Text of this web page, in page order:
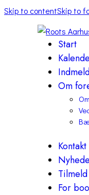
Skip to contentSkip to
Start
Om
Kontakt
For